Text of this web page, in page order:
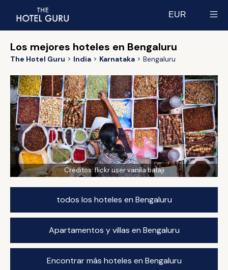
EUR
Los mejores hoteles en Bengaluru
The Hotel Guru India Karnataka Bengaluru
Créditos:flickr user vanila balaji
todos los hoteles en Bengaluru
Apartamentos y villas en Bengaluru
Encontrar más hoteles en Bengaluru